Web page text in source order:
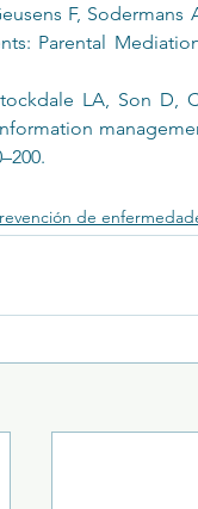
F,
Parental
LA, Son D,
de